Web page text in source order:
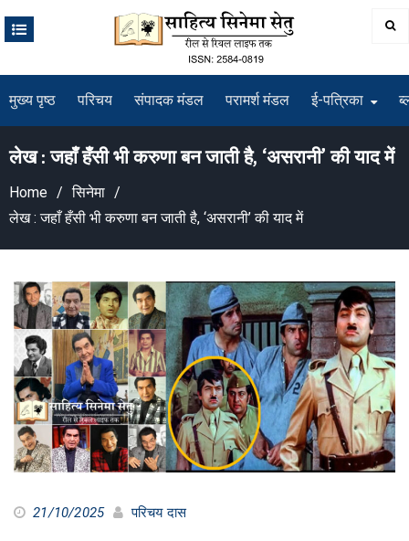
मुख्य पृष्ठ परिचय संपादक मंडल परामर्श मंडल ई-पत्रिका
लेख : जहाँ हँसी भी करुणा बन जाती है, ‘असरानी’ की याद में
Home
सिनेमा
लेख : जहाँ हँसी भी करुणा बन जाती है, ‘असरानी’ की याद में
21/10/2025 परिचय दास